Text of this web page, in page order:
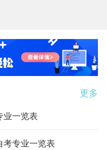
更多
业一览表
考专业一览表